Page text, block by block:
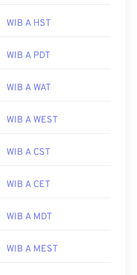
WIB A HST
WIB A PDT
WIB A WAT
WIB A WEST
WIB A CST
WIB A CET
WIB A MDT
WIB A MEST